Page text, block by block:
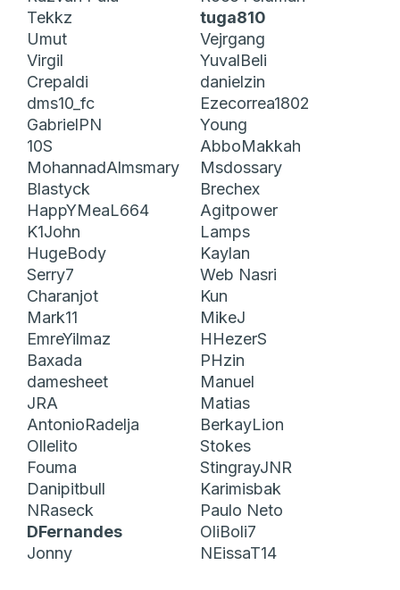
Tekkz
tuga810
Umut
Vejrgang
Virgil
YuvalBeli
Crepaldi
danielzin
dms10_fc
Ezecorrea1802
GabrielPN
Young
10S
AbboMakkah
MohannadAlmsmary
Msdossary
Blastyck
Brechex
HappYMeaL664
Agitpower
K1John
Lamps
HugeBody
Kaylan
Serry7
Web Nasri
Charanjot
Kun
Mark11
MikeJ
EmreYilmaz
HHezerS
Baxada
PHzin
damesheet
Manuel
JRA
Matias
AntonioRadelja
BerkayLion
Ollelito
Stokes
Fouma
StingrayJNR
Danipitbull
Karimisbak
NRaseck
Paulo Neto
DFernandes
OliBoli7
Jonny
NEissaT14